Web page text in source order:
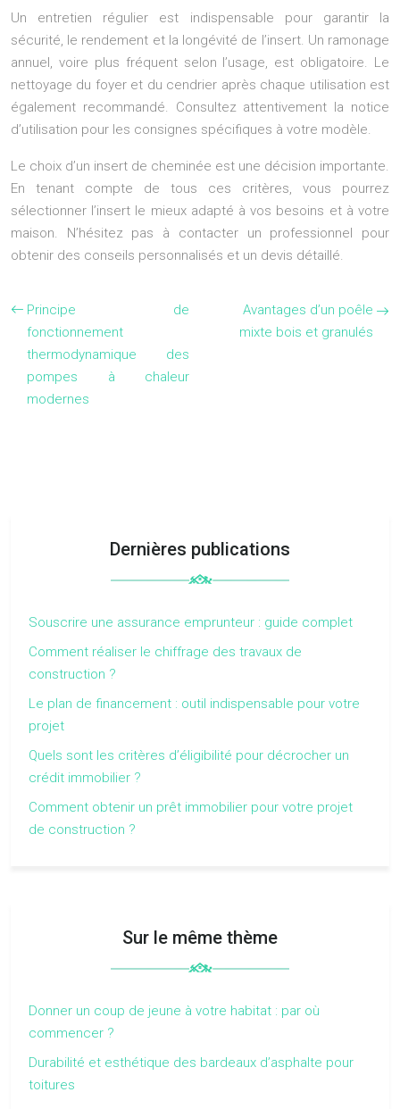
Un entretien régulier est indispensable pour garantir la
sécurité, le rendement et la longévité de l’insert. Un ramonage
annuel, voire plus fréquent selon l’usage, est obligatoire. Le
nettoyage du foyer et du cendrier après chaque utilisation est
également recommandé. Consultez attentivement la notice
d’utilisation pour les consignes spécifiques à votre modèle.
Le choix d’un insert de cheminée est une décision importante.
En tenant compte de tous ces critères, vous pourrez
sélectionner l’insert le mieux adapté à vos besoins et à votre
maison. N’hésitez pas à contacter un professionnel pour
obtenir des conseils personnalisés et un devis détaillé.
Principe de
fonctionnement
thermodynamique des
pompes à chaleur
modernes
Avantages d’un poêle
mixte bois et granulés
Dernières publications
Souscrire une assurance emprunteur : guide complet
Comment réaliser le chiffrage des travaux de
construction ?
Le plan de financement : outil indispensable pour votre
projet
Quels sont les critères d’éligibilité pour décrocher un
crédit immobilier ?
Comment obtenir un prêt immobilier pour votre projet
de construction ?
Sur le même thème
Donner un coup de jeune à votre habitat : par où
commencer ?
Durabilité et esthétique des bardeaux d’asphalte pour
toitures